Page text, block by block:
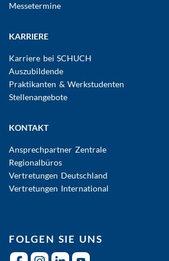
Messetermine
KARRIERE
Karriere bei SCHUCH
Auszubildende
Praktikanten & Werkstudenten
Stellenangebote
KONTAKT
Ansprechpartner Zentrale
Regionalbüros
Vertretungen Deutschland
Vertretungen International
FOLGEN SIE UNS